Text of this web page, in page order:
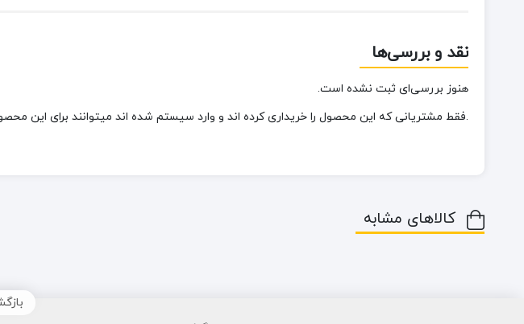
نقد و بررسی‌ها
هنوز بررسی‌ای ثبت نشده است.
.فقط مشتریانی که این محصول را خریداری کرده اند و وارد سیستم شده اند میتوانند برای این
کالاهای مشابه